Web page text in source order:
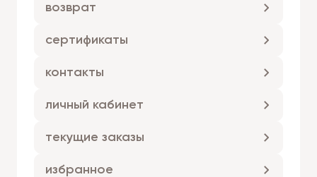
возврат
сертификаты
контакты
личный кабинет
текущие заказы
избранное